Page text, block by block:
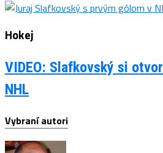
Hokej
VIDEO: Slafkovský si
NHL
Vybraní autori